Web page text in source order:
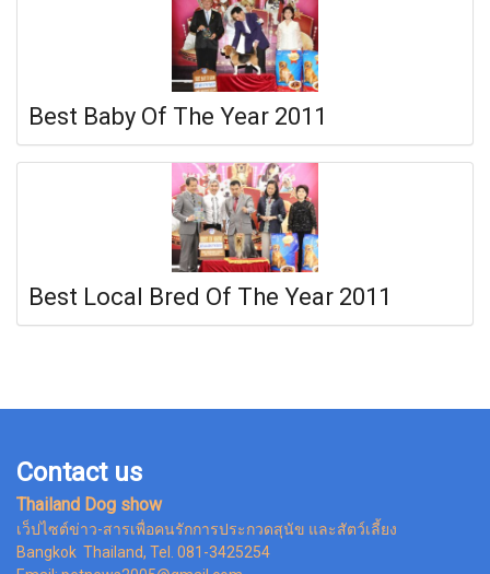
Best Baby Of The Year 2011
Best Local Bred Of The Year 2011
Contact us
Thailand Dog show
เว็ปไซต์ข่าว-สารเพื่อคนรักการประกวดสุนัข และสัตว์เลี้ยง
Bangkok Thailand, Tel. 081-3425254